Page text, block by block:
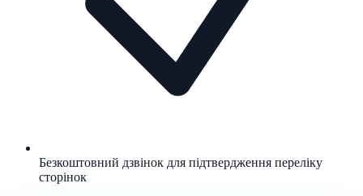
Безкоштовний дзвінок для підтвердження переліку
сторінок